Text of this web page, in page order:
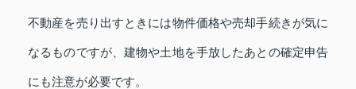
不動産を売り出すときには物件価格や売却手続きが気に
なるものですが、建物や土地を手放したあとの確定申告
にも注意が必要です。